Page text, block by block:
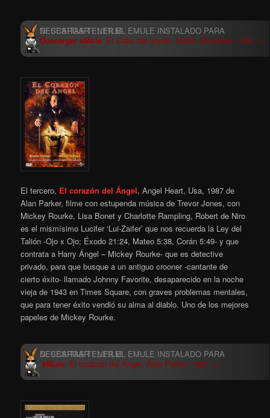
Descargar eMule: El Cabo del miedo, Martin Scorsese, 1991 .+.
El tercero, El corazón del Ángel, Angel Heart, Usa, 1987 de
Alan Parker, filme con estupenda música de Trevor Jones, con
Mickey Rourke, Lisa Bonet y Charlotte Rampling, Robert de Niro
es el mismísimo Lucifer ‘Lui-Zaifer’ que nos recuerda la Ley del
Talión -Ojo x Ojo; Éxodo 21:24, Mateo 5:38, Corán 5:49- y que
contrata a Harry Ángel – Mickey Rourke- que es detective
privado, para que busque a un antiguo crooner -cantante de
cierto éxito- llamado Johnny Favorite, desaparecido en la noche
vieja de 1943 en Times Square, con graves problemas mentales,
que para tener éxito vendió su alma al diablo. Uno de los mejores
papeles de Mickey Rourke.
eMule: El corazón del Ángel, Alan Parker, 1987 .+.